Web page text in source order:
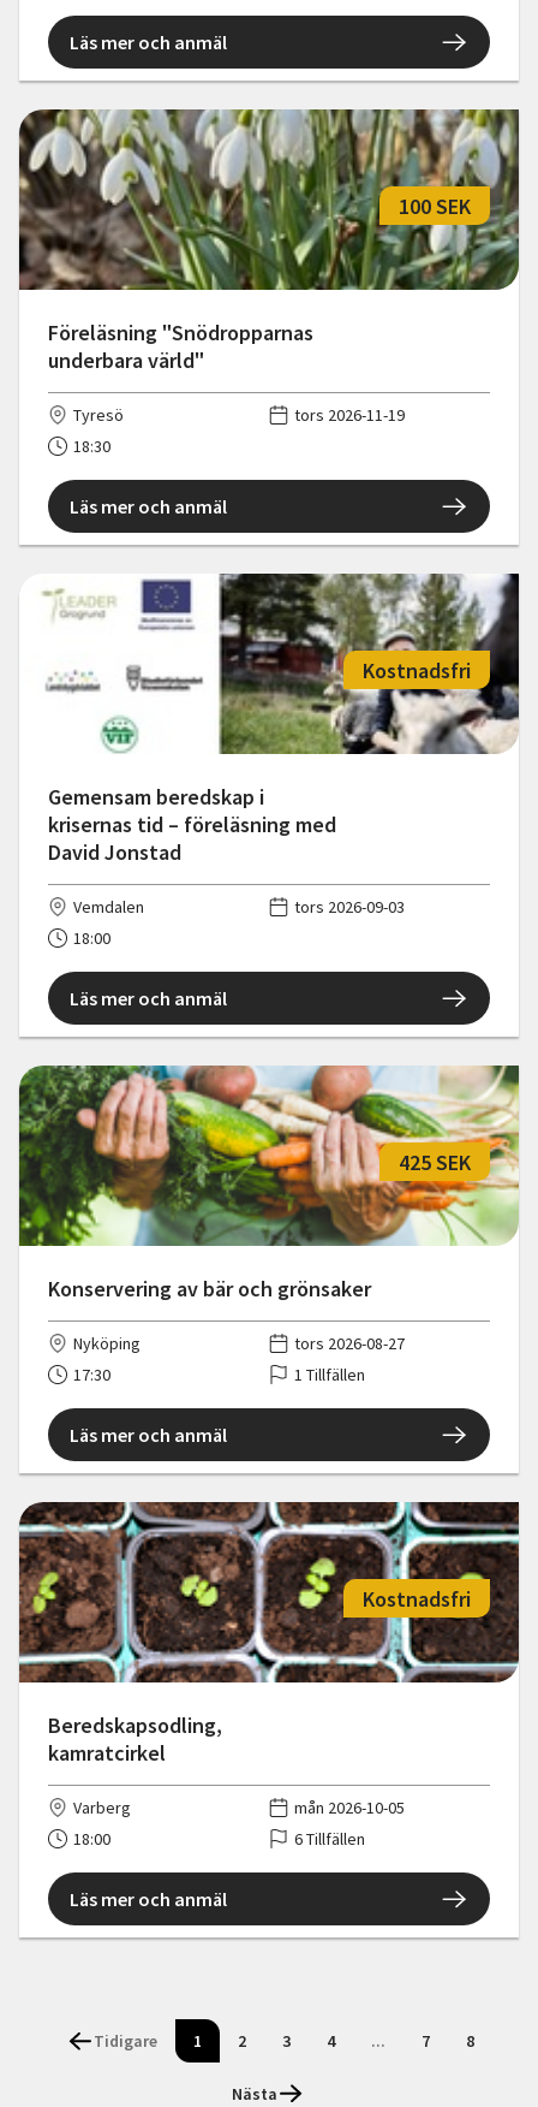
Läs mer och anmäl
Föreläsning "Snödropparnas
underbara värld"
100 SEK
Tyresö
tors 2026-11-19
18:30
Läs mer och anmäl
Gemensam beredskap i
krisernas tid – föreläsning med
David Jonstad
Kostnadsfri
Vemdalen
tors 2026-09-03
18:00
Läs mer och anmäl
Konservering av bär och grönsaker
425 SEK
Nyköping
tors 2026-08-27
17:30
1 Tillfällen
Läs mer och anmäl
Beredskapsodling,
kamratcirkel
Kostnadsfri
Varberg
mån 2026-10-05
18:00
6 Tillfällen
Läs mer och anmäl
Tidigare 1 2 3 4 ... 7 8
Nästa